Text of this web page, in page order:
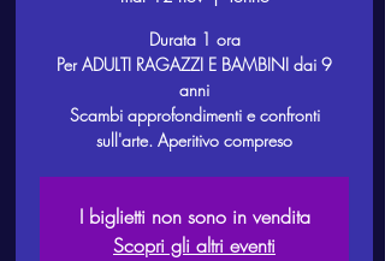
Durata 1 ora
Per ADULTI RAGAZZI E BAMBINI dai 9
anni
Scambi approfondimenti e confronti
sull'arte. Aperitivo compreso
I biglietti non sono in vendita
Scopri gli altri eventi